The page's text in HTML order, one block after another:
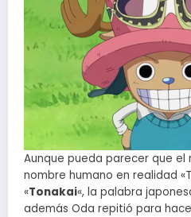
Aunque pueda parecer que
nombre humano en realidad
«Tonakai«, la palabra
además Oda repitió para